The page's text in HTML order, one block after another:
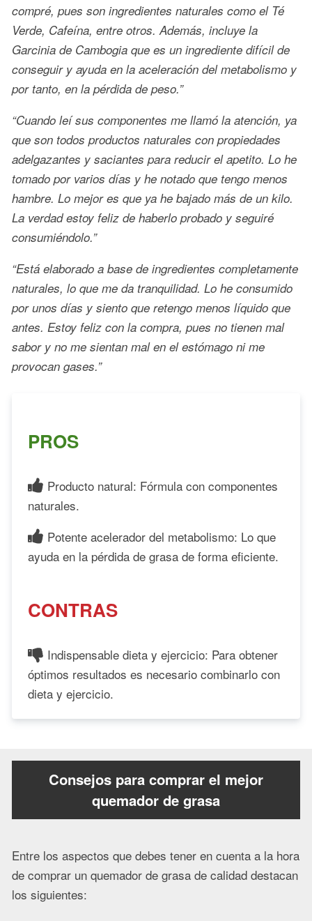
compré, pues son ingredientes naturales como el Té
Verde, Cafeína, entre otros. Además, incluye la
Garcinia de Cambogia que es un ingrediente difícil de
conseguir y ayuda en la aceleración del metabolismo y
por tanto, en la pérdida de peso.”
“Cuando leí sus componentes me llamó la atención, ya
que son todos productos naturales con propiedades
adelgazantes y saciantes para reducir el apetito. Lo he
tomado por varios días y he notado que tengo menos
hambre. Lo mejor es que ya he bajado más de un kilo.
La verdad estoy feliz de haberlo probado y seguiré
consumiéndolo.”
“Está elaborado a base de ingredientes completamente
naturales, lo que me da tranquilidad. Lo he consumido
por unos días y siento que retengo menos líquido que
antes. Estoy feliz con la compra, pues no tienen mal
sabor y no me sientan mal en el estómago ni me
provocan gases.”
PROS
Producto natural: Fórmula con componentes
naturales.
Potente acelerador del metabolismo: Lo que
ayuda en la pérdida de grasa de forma eficiente.
CONTRAS
Indispensable dieta y ejercicio: Para obtener
óptimos resultados es necesario combinarlo con
dieta y ejercicio.
Consejos para comprar el mejor
quemador de grasa
Entre los aspectos que debes tener en cuenta a la hora
de comprar un quemador de grasa de calidad destacan
los siguientes: